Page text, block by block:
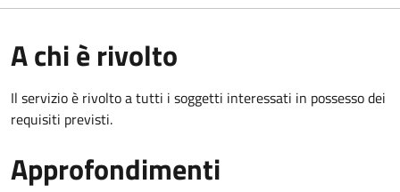
A chi è rivolto
Il servizio è rivolto a tutti i soggetti interessati in possesso dei
requisiti previsti.
Approfondimenti